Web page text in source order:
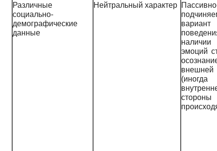
Различные
социально-
демографические
данные
Нейтральный характер
вариант
наличии
эмоций
внешней
стороны